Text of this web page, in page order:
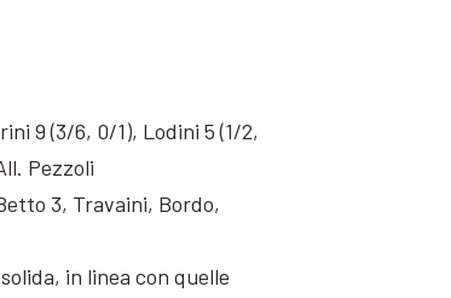
9 (3/6, 0/1), Lodini 5 (1/2,
Pezzoli
3, Travaini, Bordo,
in linea con quelle